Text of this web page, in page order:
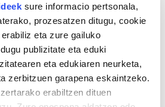
sure informacio pertsonala,
prozesatzen ditugu, cookie
eta zure gailuko
publizitate eta eduki
eta edukiaren neurketa,
zerbitzuen garapena eskaintzeko.
erabiltzen dituen
erabakiei koherentzia emango
izan beharko litzateke. Baina kasu
baino ez da izan; lehentasun
gai dena azalpen sinesgarririk
ondorioak ditu,
murriztu egiten duelako
ideia zalantzan jartzen